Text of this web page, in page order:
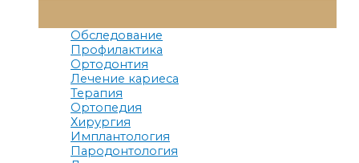
Меню
Обследование
Профилактика
Ортодонтия
Лечение кариеса
Терапия
Ортопедия
Хирургия
Имплантология
Пародонтология